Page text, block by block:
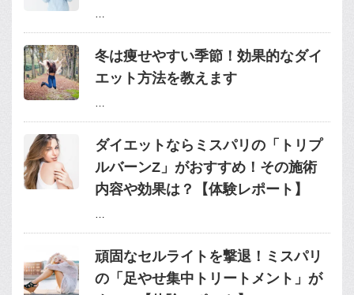
…
冬は痩せやすい季節！効果的なダイ
エット方法を教えます
…
ダイエットならミスパリの「トリプ
ルバーンZ」がおすすめ！その施術
内容や効果は？【体験レポート】
…
頑固なセルライトを撃退！ミスパリ
の「足やせ集中トリートメント」が